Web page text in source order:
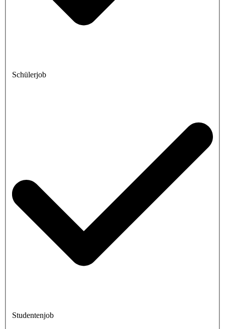
Schülerjob
Studentenjob